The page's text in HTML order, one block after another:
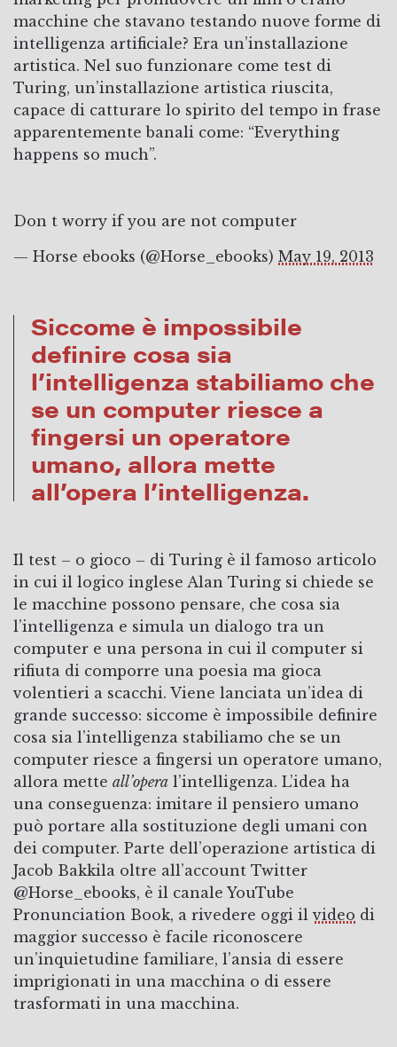
macchine che stavano testando nuove forme di
intelligenza artificiale? Era un’installazione
artistica. Nel suo funzionare come test di
Turing, un’installazione artistica riuscita,
capace di catturare lo spirito del tempo in frase
apparentemente banali come: “Everything
happens so much”.
Don t worry if you are not computer
— Horse ebooks (@Horse_ebooks) May 19, 2013
Siccome è impossibile
definire cosa sia
l’intelligenza stabiliamo che
se un computer riesce a
fingersi un operatore
umano, allora mette
all’opera l’intelligenza.
Il test – o gioco – di Turing è il famoso articolo
in cui il logico inglese Alan Turing si chiede se
le macchine possono pensare, che cosa sia
l’intelligenza e simula un dialogo tra un
computer e una persona in cui il computer si
rifiuta di comporre una poesia ma gioca
volentieri a scacchi. Viene lanciata un’idea di
grande successo: siccome è impossibile definire
cosa sia l’intelligenza stabiliamo che se un
computer riesce a fingersi un operatore umano,
allora mette all’opera l’intelligenza. L’idea ha
una conseguenza: imitare il pensiero umano
può portare alla sostituzione degli umani con
dei computer. Parte dell’operazione artistica di
Jacob Bakkila oltre all’account Twitter
@Horse_ebooks, è il canale YouTube
Pronunciation Book, a rivedere oggi ilvideo di
maggior successo è facile riconoscere
un’inquietudine familiare, l’ansia di essere
imprigionati in una macchina o di essere
trasformati in una macchina.